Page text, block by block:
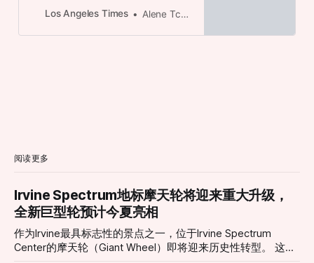
Los Angeles Times
Alene Tchekmedyian
阅读更多
Irvine Spectrum地标摩天轮将迎来重大升级，
全新巨型轮预计今夏亮相
作为Irvine最具标志性的景点之一，位于Irvine Spectrum
Center的摩天轮（Giant Wheel）即将迎来历史性转型。 这座